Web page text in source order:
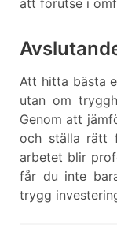
Att hitta bästa
utan om
Genom att
och ställa rätt
arbetet blir
får du inte
trygg